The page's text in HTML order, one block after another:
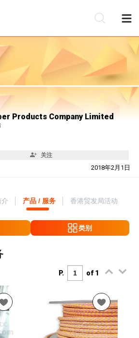
Products Company Limited
关注
2018年2月1日
产品 / 服务 香港贸发局活动
类别
P. of 1